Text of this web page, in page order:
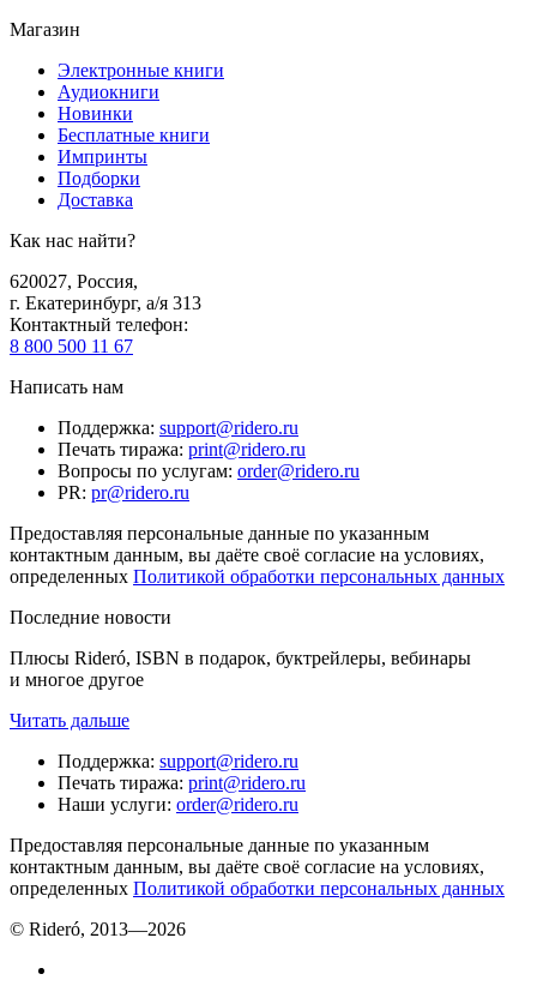
Магазин
Электронные книги
Аудиокниги
Новинки
Бесплатные книги
Импринты
Подборки
Доставка
Как нас найти?
620027, Россия,
г. Екатеринбург, а/я 313
Контактный телефон:
8 800 500 11 67
Написать нам
Поддержка: support@ridero.ru
Печать тиража: print@ridero.ru
Вопросы по услугам: order@ridero.ru
PR: pr@ridero.ru
Предоставляя персональные данные по указанным
контактным данным, вы даёте своё согласие на условиях,
определенных Политикой обработки персональных данных
Последние новости
Плюсы Rideró, ISBN в подарок, буктрейлеры, вебинары
и многое другое
Читать дальше
Поддержка: support@ridero.ru
Печать тиража: print@ridero.ru
Наши услуги: order@ridero.ru
Предоставляя персональные данные по указанным
контактным данным, вы даёте своё согласие на условиях,
определенных Политикой обработки персональных данных
© Rideró, 2013—2026